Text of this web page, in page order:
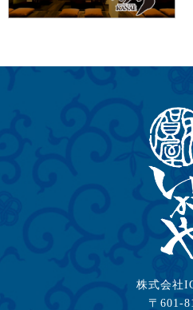
株式会社
〒601-